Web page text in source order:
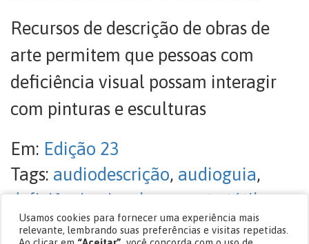
Recursos de descrição de obras de
arte permitem que pessoas com
deficiência visual possam interagir
com pinturas e esculturas
Em: Edição 23
Tags: audiodescrição, audioguia,
deficiência visual,maquete tátil,
Margarete de Oliveira,Museu da
Usamos cookies para fornecer uma experiência mais
relevante, lembrando suas preferências e visitas repetidas.